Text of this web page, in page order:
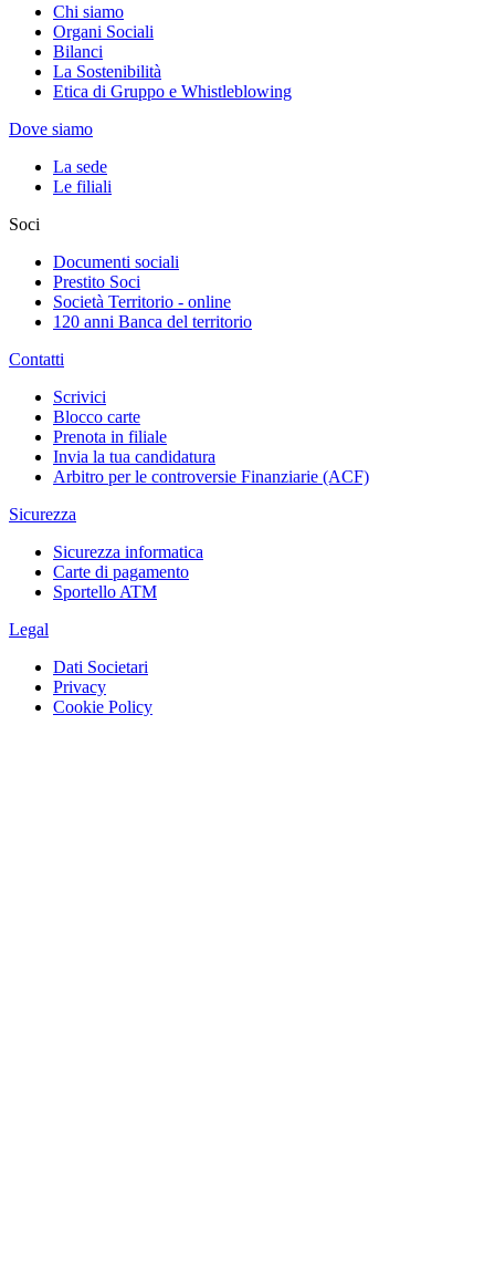
Chi siamo
Organi Sociali
Bilanci
La Sostenibilità
Etica di Gruppo e Whistleblowing
Dove siamo
La sede
Le filiali
Soci
Documenti sociali
Prestito Soci
Società Territorio - online
120 anni Banca del territorio
Contatti
Scrivici
Blocco carte
Prenota in filiale
Invia la tua candidatura
Arbitro per le controversie Finanziarie (ACF)
Sicurezza
Sicurezza informatica
Carte di pagamento
Sportello ATM
Legal
Dati Societari
Privacy
Cookie Policy